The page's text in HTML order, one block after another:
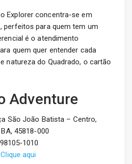
Explorer concentra-se em
perfeitos para quem tem um
é o atendimento
quem quer entender cada
natureza do Quadrado, o cartão
Adventure
São João Batista – Centro,
45818-000
1010
Clique aqui